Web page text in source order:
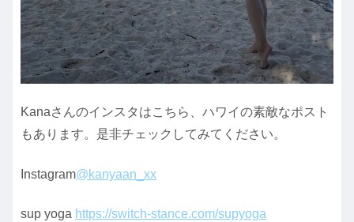
Kanaさんのインスタはこちら、ハワイの素敵なポスト
もあります。是非チェックしてみてください。
Instagram@kanyaan_xx
sup yoga https://switch-stance.com/supyoga